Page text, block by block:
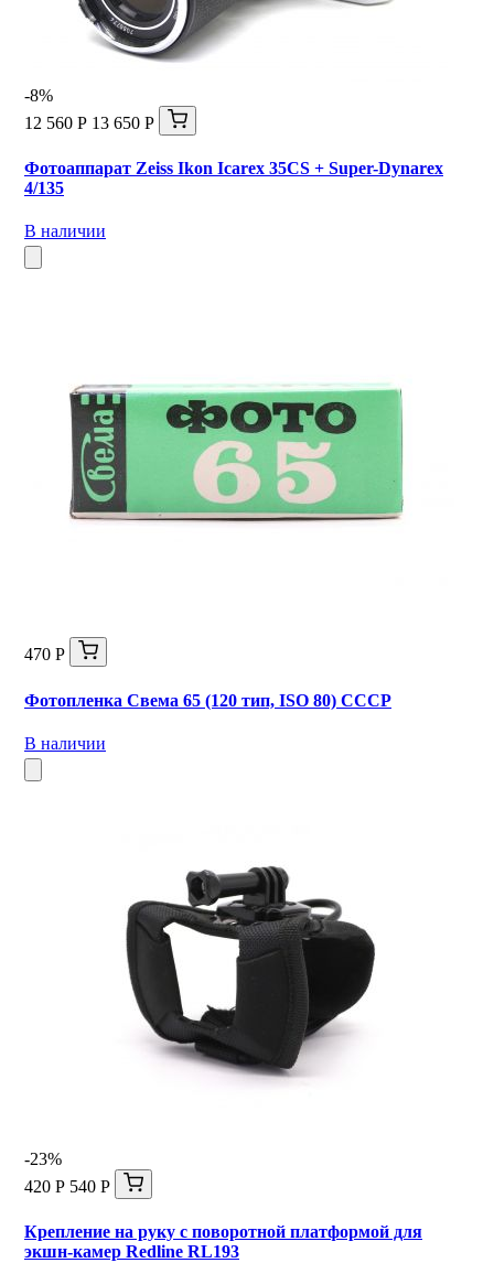
-8%
12 560 Р 13 650 Р
Фотоаппарат Zeiss Ikon Icarex 35CS + Super-Dynarex
4/135
В наличии
470 Р
Фотопленка Свема 65 (120 тип, ISO 80) СССР
В наличии
-23%
420 Р 540 Р
Крепление на руку с поворотной платформой для
экшн-камер Redline RL193